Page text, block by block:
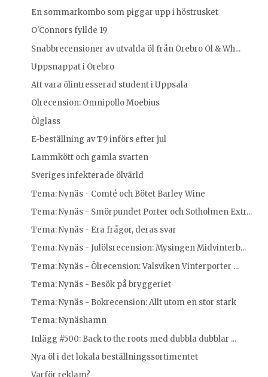
En sommarkombo som piggar upp i höstrusket
O'Connors fyllde 19
Snabbrecensioner av utvalda öl från Örebro Öl & Wh...
Uppsnappat i Örebro
Att vara ölintresserad student i Uppsala
Ölrecension: Omnipollo Moebius
Ölglass
E-beställning av T9 införs efter jul
Lammkött och gamla svarten
Sveriges infekterade ölvärld
Tema: Nynäs - Comté och Bötet Barley Wine
Tema: Nynäs - Smörpundet Porter och Sotholmen Extr...
Tema: Nynäs - Era frågor, deras svar
Tema: Nynäs - Julölsrecension: Mysingen Midvinterb...
Tema: Nynäs - Ölrecension: Valsviken Vinterporter ...
Tema: Nynäs - Besök på bryggeriet
Tema: Nynäs - Bokrecension: Allt utom en stor stark
Tema: Nynäshamn
Inlägg #500: Back to the roots med dubbla dubblar ...
Nya öl i det lokala beställningssortimentet